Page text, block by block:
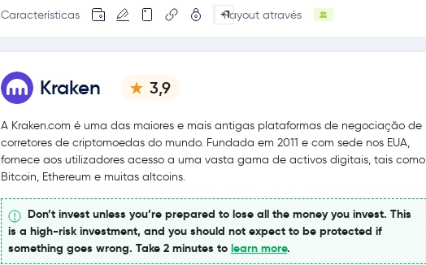
Características +1Payout através
Kraken 3,9
A Kraken.com é uma das maiores e mais antigas plataformas de negociação de
corretores de criptomoedas do mundo. Fundada em 2011 e com sede nos EUA,
fornece aos utilizadores acesso a uma vasta gama de activos digitais, tais como
Bitcoin, Ethereum e muitas altcoins.
Don’t invest unless you’re prepared to lose all the money you invest. This
is a high-risk investment, and you should not expect to be protected if
something goes wrong. Take 2 minutes to learn more.